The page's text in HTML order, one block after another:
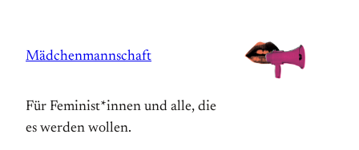
springen
Mädchenmannschaft
Für Feminist*innen und alle, die
es werden wollen.